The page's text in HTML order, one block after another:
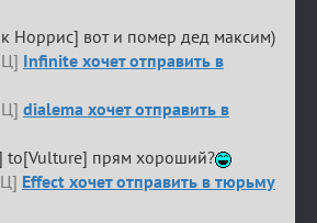
Норрис] вот и помер дед максим)
Infinite хочет отправить в
dialema хочет отправить в
to[Vulture] прям хороший?
Effect хочет отправить в тюрьму